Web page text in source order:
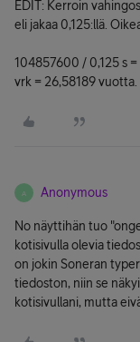
EDIT: Kerroin
eli jakaa 0,125:llä.
104857600 / 0,125 s
vrk = 26,58189 vuotta.
A Anonymous
No näyttihän tuo
kotisivulla olevia
on jokin Soneran
tiedoston, niin se
kotisivullani, mutta